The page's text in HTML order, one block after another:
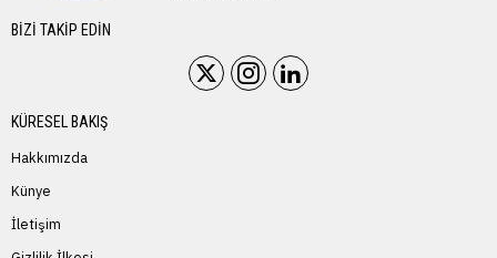
BIZI TAKIP EDIN
KÜRESEL BAKIŞ
Hakkımızda
Künye
İletişim